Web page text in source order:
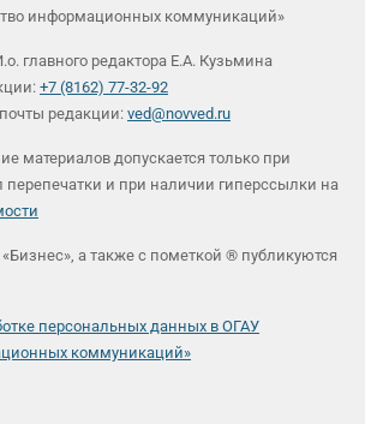
информационных коммуникаций»
главного редактора Е.А. Кузьмина
+7 (8162) 77-32-92
редакции: ved@novved.ru
материалов допускается только при
и при наличии гиперссылки на
а также с пометкой ® публикуются
персональных данных в ОГАУ
коммуникаций»